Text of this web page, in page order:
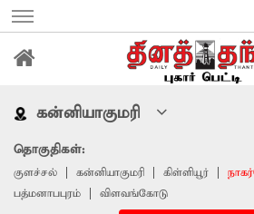
கன்னியாகுமரி
தொகுதிகள்:
குளச்சல் கன்னியாகுமரி கிள்ளியூர்
பத்மனாபபுரம்
விளவங்கோடு